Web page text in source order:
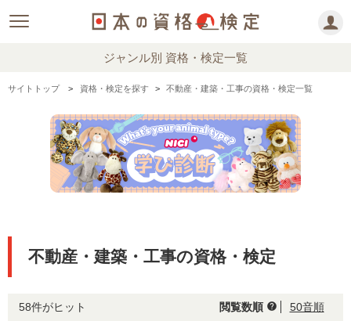
ジャンル別 資格・検定一覧
サイトトップ 資格・検定を探す 不動産・建築・工事の資格・検定一覧
不動産・建築・工事の資格・検定
58件がヒット 閲覧数順 help 50音順